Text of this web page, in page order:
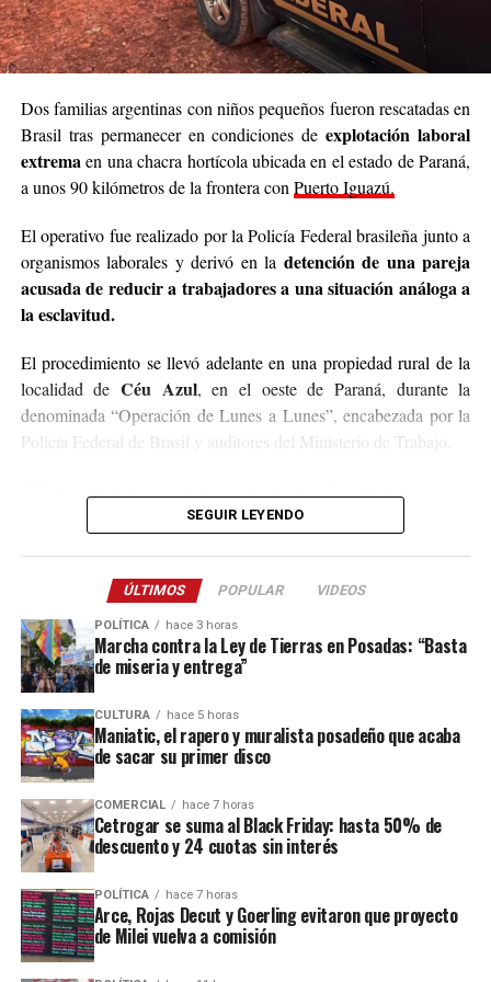
Según la Policía Civil brasileña, Von Groll tenía vínculos con el
narcotráfico.
FOTOS: Jornal da Fronteira.
Dos familias argentinas con niños pequeños fueron rescatadas en
Brasil tras permanecer en condiciones deexplotación laboral
extrema en una chacra hortícola ubicada en el estado de Paraná,
a unos 90 kilómetros de la frontera con Puerto Iguazú.
El operativo fue realizado por la Policía Federal brasileña junto a
organismos laborales y derivó en la detención de una pareja
acusada de reducir a trabajadores a una situación análoga a
la esclavitud.
El procedimiento se llevó adelante en una propiedad rural de la
localidad de Céu Azul, en el oeste de Paraná, durante la
denominada “Operación de Lunes a Lunes”, encabezada por la
Policía Federal de Brasil y auditores del Ministerio de Trabajo.
paraguaya, viviendo en condiciones degradantes junto a cinco
Según la investigación, las víctimas habían llegado a Brasil
atraídas por promesas de empleo, pero terminaron sometidas a
extensas jornadas laborales sin descanso semanal, en un
predio con escasa higiene, poca alimentación y vigilancia
permanentemediante cámaras de seguridad.
Las autoridades brasileñas indicaron que los trabajadores
cobraban salario ni tenían ningún tipo de registración
laboral. Además, denunciaron que los empleadoresretenían la
totalidad de los ingresosbajo el argumento de cubrir gastos de
alimentos y provisiones, vendidos a precios inflados, una práctica
conocida como “servidumbre por deuda”.
En total fueron rescatadas once personas, entre ellas seis adultos
y cinco niños de entre 6 y 8 años. Una de las familias argentinas
SEGUIR LEYENDO
ÚLTIMOS POPULAR VIDEOS
POLÍTICA hace 3 horas
Marcha contra la Ley de Tierras en Posadas: “Basta
de miseria y entrega”
CULTURA hace 5 horas
Maniatic, el rapero y muralista posadeño que acaba
de sacar su primer disco
COMERCIAL hace 7 horas
Cetrogar se suma al Black Friday: hasta 50% de
descuento y 24 cuotas sin interés
POLÍTICA hace 7 horas
Arce, Rojas Decut y Goerling evitaron que proyecto
de Milei vuelva a comisión